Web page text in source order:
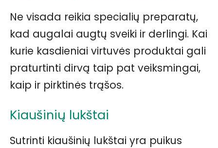
Ne visada reikia specialių preparatų,
kad augalai augtų sveiki ir derlingi. Kai
kurie kasdieniai virtuvės produktai gali
praturtinti dirvą taip pat veiksmingai,
kaip ir pirktinės trąšos.
Kiaušinių lukštai
Sutrinti kiaušinių lukštai yra puikus